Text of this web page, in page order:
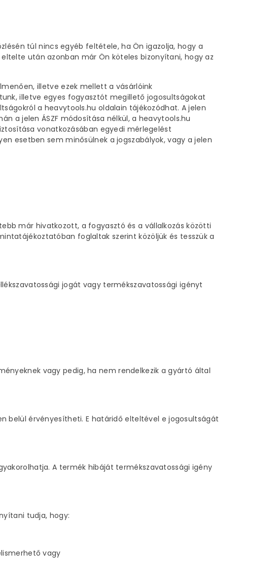
túl nincs egyéb feltétele, ha Ön igazolja, hogy a
után azonban már Ön köteles bizonyítani, hogy az
illetve ezek mellett a vásárlóink
illetve egyes fogyasztót megillető jogosultságokat
a heavytools.hu oldalain tájékozódhat. A jelen
a jelen ÁSZF módosítása nélkül, a heavytools.hu
vonatkozásában egyedi mérlegelést
esetben sem minősülnek a jogszabályok, vagy a jelen
már hivatkozott, a fogyasztó és a vállalkozás közötti
foglaltak szerint közöljük és tesszük a
jogát vagy termékszavatossági igényt
vagy pedig, ha nem rendelkezik a gyártó által
belül érvényesítheti. E határidő elteltével e jogosultságát
A termék hibáját termékszavatossági igény
tudja, hogy:
vagy